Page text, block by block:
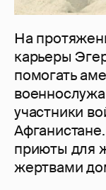
На
карьеры
помогать
участники
приюты для
жертвами